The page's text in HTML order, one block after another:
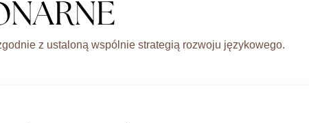
z ustaloną wspólnie strategią rozwoju językowego.